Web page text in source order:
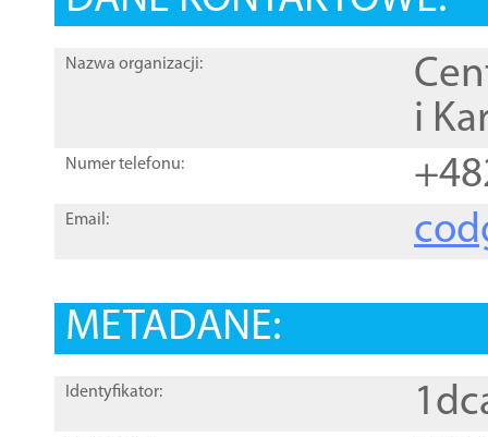
Nazwa organizacji:
i
Numer telefonu:
Email:
METADANE:
Identyfikator: